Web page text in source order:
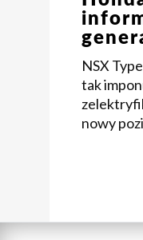
NSX
tak
nowy